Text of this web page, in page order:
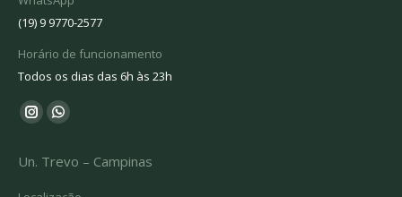
(19) 9 9770-2577
Horário de funcionamento
Todos os dias das 6h às 23h
Encontre-nos em:
Instagram
opens
in
Whatsapp
opens
in
Un. Trevo – Campinas